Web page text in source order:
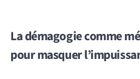
La démagogie comme
pour masquer